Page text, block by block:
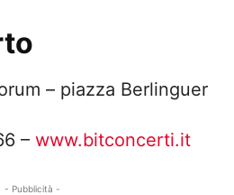
– piazza Berlinguer
– www.bitconcerti.it
- Pubblicità -